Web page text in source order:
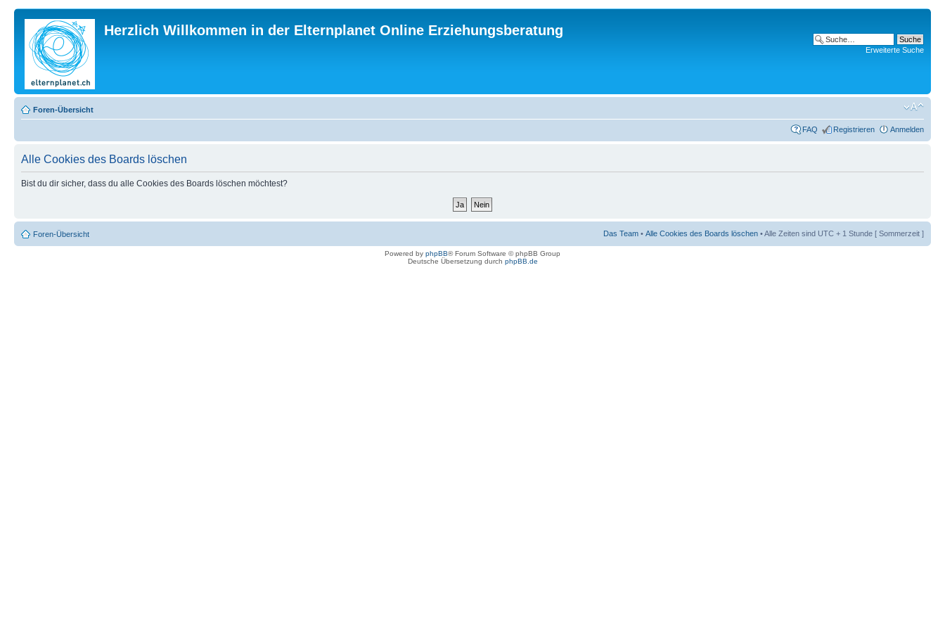
Herzlich Willkommen in der Elternplanet Online Erziehungsberatung
Erweiterte Suche
Foren-Übersicht
FAQ Registrieren Anmelden
Alle Cookies des Boards löschen
Bist du dir sicher, dass du alle Cookies des Boards löschen möchtest?
Foren-Übersicht Das Team • Alle Cookies des Boards löschen • Alle Zeiten sind UTC + 1 Stunde [ Sommerzeit ]
Powered by phpBB® Forum Software © phpBB Group
Deutsche Übersetzung durch phpBB.de